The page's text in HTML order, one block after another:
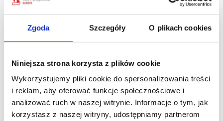
Zgoda Szczegóły O plikach cookies
Niniejsza strona korzysta z plików cookie
Wykorzystujemy pliki cookie do spersonalizowania treści
i reklam, aby oferować funkcje społecznościowe i
analizować ruch w naszej witrynie. Informacje o tym, jak
korzystasz z naszej witryny, udostępniamy partnerom
zgodnie z obowiązującymi przepisami: Jakie
z poniższych zapisów w umowie o pracę
skonstruowane zgodnie z obowiązującymi
przepisami: Wynagrodzenie zasadnicze wynosi
3000 zł netto, plus dodatek w wysokości 0,25 zł
netto za każdy przejechany…